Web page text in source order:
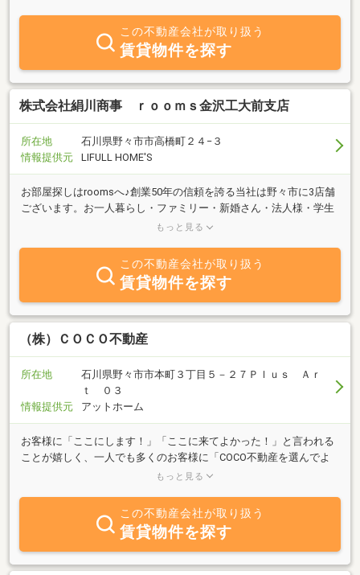
この不動産会社が取り扱う
賃貸物件を探す
株式会社絹川商事 ｒｏｏｍｓ金沢工大前支店
所在地
石川県野々市市高橋町２４−３
情報提供元
LIFULL HOME'S
お部屋探しはroomsへ♪創業50年の信頼を誇る当社は野々市に3店舗
ございます。お一人暮らし・ファミリー・新婚さん・法人様・学生
さん(金沢工業大学・石川県立大学・金城大学・金城短期大学部他)
もっと見る
この不動産会社が取り扱う
賃貸物件を探す
（株）ＣＯＣＯ不動産
所在地
石川県野々市市本町３丁目５－２７Ｐｌｕｓ Ａｒ
ｔ ０３
情報提供元
アットホーム
お客様に「ここにします！」「ここに来てよかった！」と言われる
ことが嬉しく、一人でも多くのお客様に「COCO不動産を選んでよ
かった」と言われるような会社にと思い、2018年に会社を設立いた
もっと見る
この不動産会社が取り扱う
賃貸物件を探す